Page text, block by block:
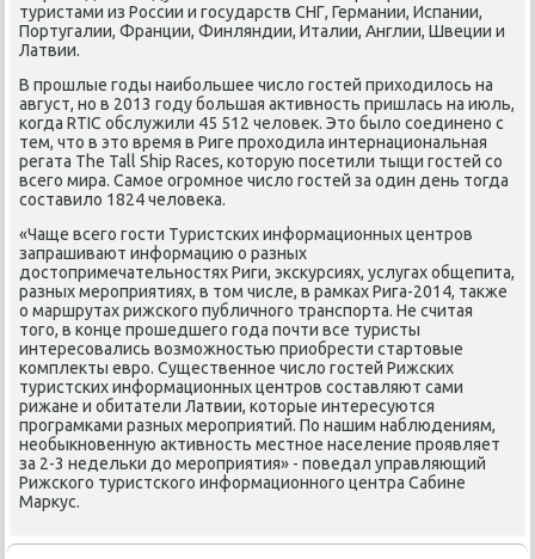
туристами из России и государств СНГ, Германии, Испании,
Португалии, Франции, Финляндии, Италии, Англии, Швеции и
Латвии.
В прошлые годы наибольшее число гостей приходилось на
август, но в 2013 году большая активность пришлась на июль,
когда RTIC обслужили 45 512 человек. Это было соединено с
тем, что в это время в Риге проходила интернациональная
регата The Tall Ship Races, которую посетили тыщи гостей со
всего мира. Самое огромное число гостей за один день тогда
составило 1824 человека.
«Чаще всего гости Туристских информационных центров
запрашивают информацию о разных
достопримечательностях Риги, экскурсиях, услугах общепита,
разных мероприятиях, в том числе, в рамках Рига-2014, также
о маршрутах рижского публичного транспорта. Не считая
того, в конце прошедшего года почти все туристы
интересовались возможностью приобрести стартовые
комплекты евро. Существенное число гостей Рижских
туристских информационных центров составляют сами
рижане и обитатели Латвии, которые интересуются
програмками разных мероприятий. По нашим наблюдениям,
необыкновенную активность местное население проявляет
за 2-3 недельки до мероприятия» - поведал управляющий
Рижского туристского информационного центра Сабине
Маркус.